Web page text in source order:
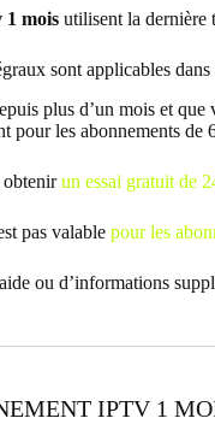
1 mois utilisent la dernière
sont applicables
plus d’un mois et
pour les abonnements de
obtenirun essai gratuit de
pas valable pour les
ou d’informations
IPTV 1